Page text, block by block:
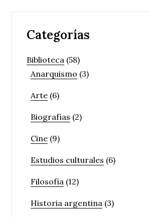
Categorías
Biblioteca (58)
Anarquismo (3)
Arte (6)
Biografías (2)
Cine (9)
Estudios culturales (6)
Filosofía (12)
Historia argentina (3)